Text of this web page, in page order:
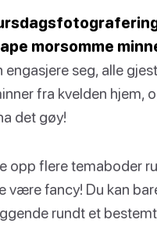
morsomme
engasjere seg, alle
fra kvelden hjem,
det gøy!
opp flere temaboder
være fancy! Du kan
rundt et